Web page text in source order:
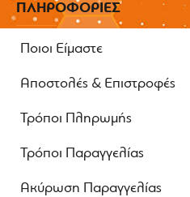
ΠΛΗΡΟΦΟΡΙΕΣ
Ποιοι Είμαστε
Αποστολές & Επιστροφές
Τρόποι Πληρωμής
Τρόποι Παραγγελίας
Ακύρωση Παραγγελίας